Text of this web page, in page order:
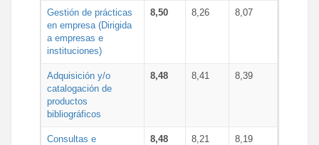
Gestión de prácticas
en empresa (Dirigida
a empresas e
instituciones)
8,50 8,26 8,07
Adquisición y/o
catalogación de
productos
bibliográficos
8,48 8,41 8,39
Consultas e
8,48 8,21 8,19